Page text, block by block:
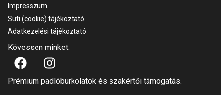
Impresszum
Süti (cookie) tájékoztató
Adatkezelési tájékoztató
Kövessen minket:
Prémium padlóburkolatok és szakértői támogatás.